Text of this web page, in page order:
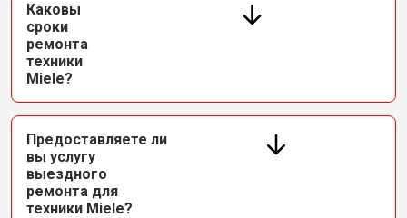
Каковы
сроки
ремонта
техники
Miele?
Предоставляете ли
вы услугу
выездного
ремонта для
техники Miele?